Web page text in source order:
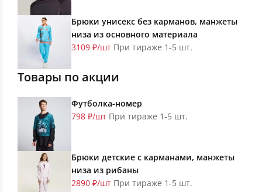
Брюки унисекс без карманов, манжеты
низа из основного материала
3109 ₽/шт При тираже 1-5 шт.
Товары по акции
Футболка-номер
798 ₽/шт При тираже 1-5 шт.
Брюки детские с карманами, манжеты
низа из рибаны
2890 ₽/шт При тираже 1-5 шт.